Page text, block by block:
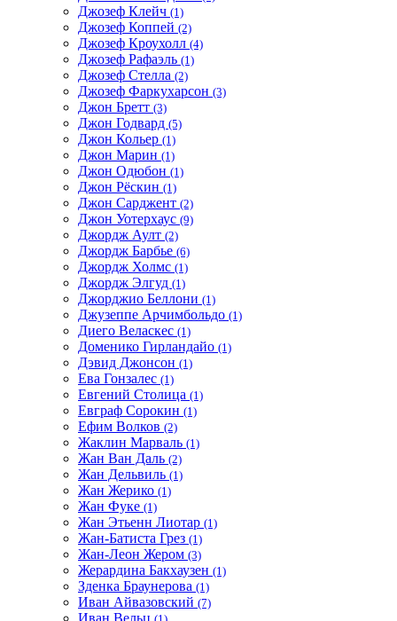
Джозеф Клейч (1)
Джозеф Коппей (2)
Джозеф Кроухолл (4)
Джозеф Рафаэль (1)
Джозеф Стелла (2)
Джозеф Фаркухарсон (3)
Джон Бретт (3)
Джон Годвард (5)
Джон Кольер (1)
Джон Марин (1)
Джон Одюбон (1)
Джон Рёскин (1)
Джон Сарджент (2)
Джон Уотерхаус (9)
Джордж Аулт (2)
Джордж Барбье (6)
Джордж Холмс (1)
Джордж Элгуд (1)
Джорджио Беллони (1)
Джузеппе Арчимбольдо (1)
Диего Веласкес (1)
Доменико Гирландайо (1)
Дэвид Джонсон (1)
Ева Гонзалес (1)
Евгений Столица (1)
Евграф Сорокин (1)
Ефим Волков (2)
Жаклин Марваль (1)
Жан Ван Даль (2)
Жан Дельвиль (1)
Жан Жерико (1)
Жан Фуке (1)
Жан Этьенн Лиотар (1)
Жан-Батиста Грез (1)
Жан-Леон Жером (3)
Жерардина Бакхаузен (1)
Зденка Браунерова (1)
Иван Айвазовский (7)